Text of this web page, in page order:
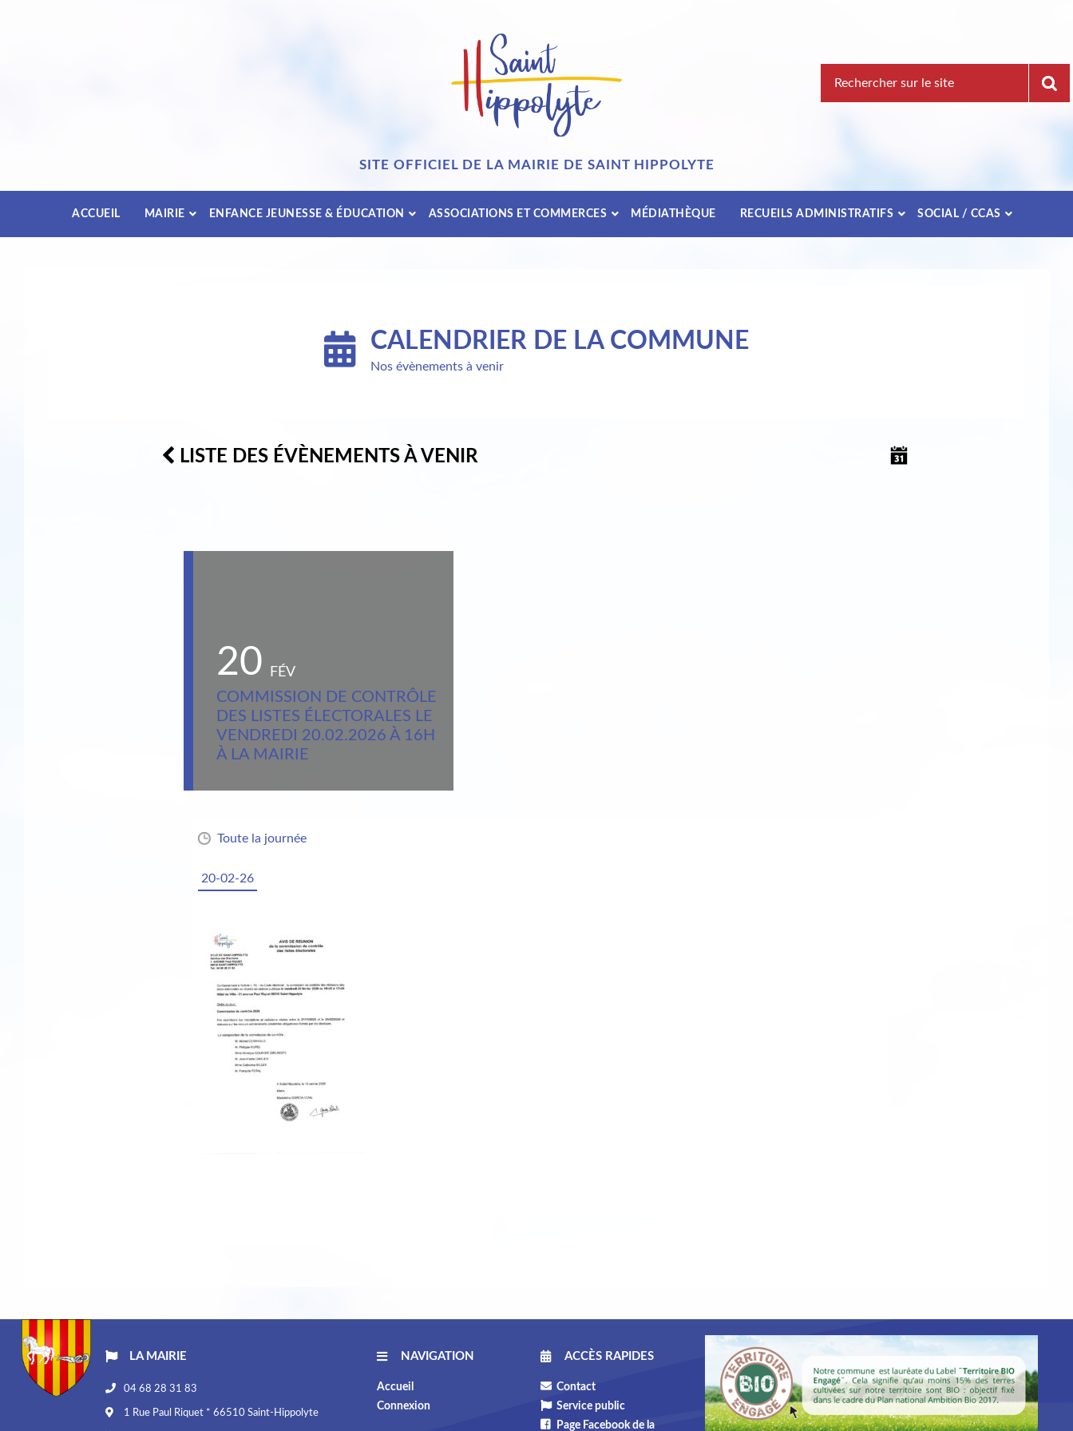
pour
SITE OFFICIEL DE LA MAIRIE DE SAINT HIPPOLYTE
ACCUEIL MAIRIE ENFANCE JEUNESSE & ÉDUCATION ASSOCIATIONS ET COMMERCES MÉDIATHÈQUE RECUEILS ADMINISTRATIFS SOCIAL / CCAS
CALENDRIER DE LA COMMUNE
Nos évènements à venir
LISTE DES ÉVÈNEMENTS À VENIR
20 FÉV
COMMISSION DE CONTRÔLE
DES LISTES ÉLECTORALES LE
VENDREDI 20.02.2026 À 16H
À LA MAIRIE
Toute la journée
20-02-26
LA MAIRIE
04 68 28 31 83
1 Rue Paul Riquet * 66510 Saint-Hippolyte
NAVIGATION
Accueil
Connexion
ACCÈS RAPIDES
Contact
Service public
Page Facebook de la